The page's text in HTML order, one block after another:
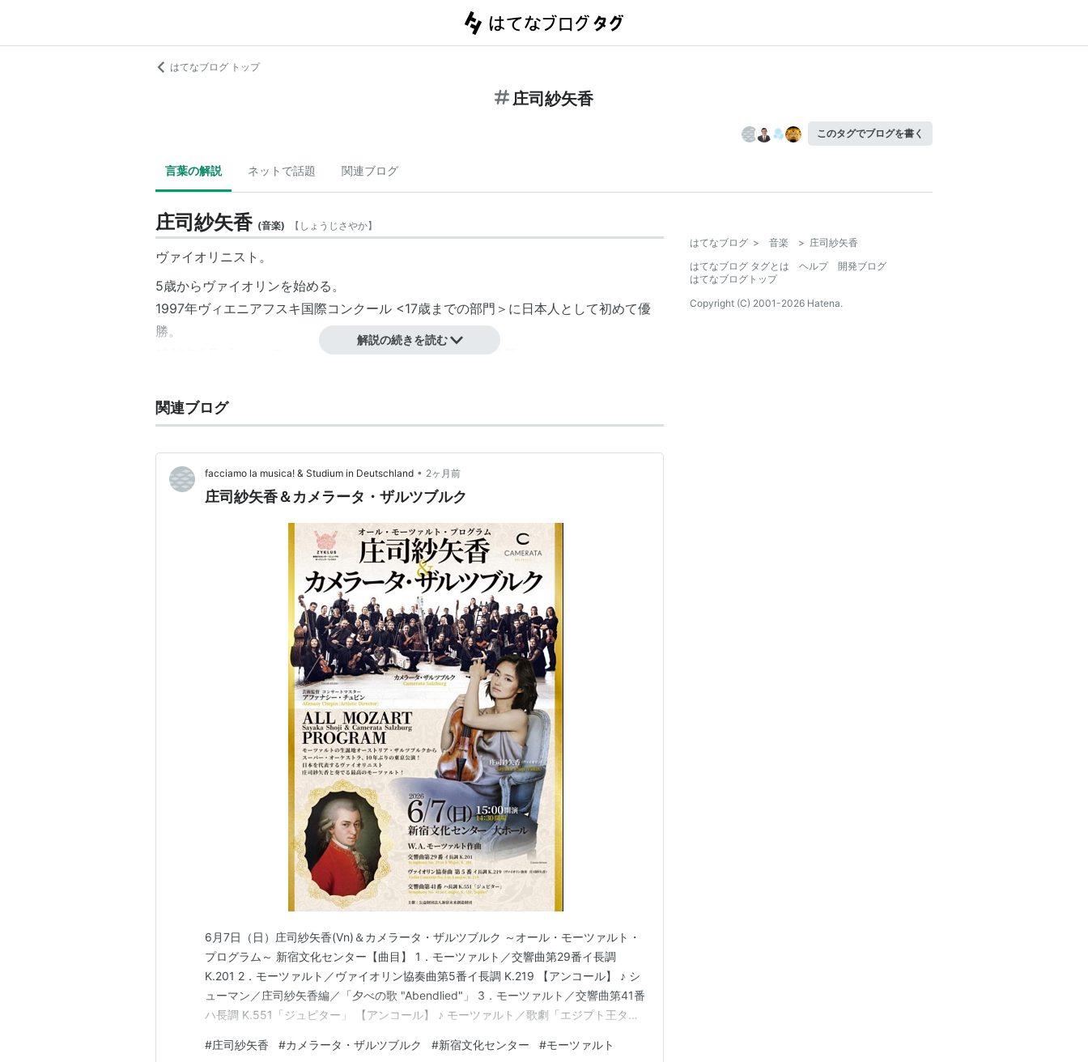
はてなブログ トップ
庄司紗矢香
このタグでブログを書く
言葉の解説 ネットで話題 関連ブログ
庄司紗矢香 (音楽) 【 しょうじさやか】
ヴァイオリニスト。
5歳からヴァイオリンを始める。
1997年ヴィエニアフスキ国際コンクール <17歳までの部門＞に日本人として初めて優
勝。
1999年6月ヴィオッティ・ヴァルセシア国際コンクールで優勝。
日本人として初めて優勝。
2004年ケルン音楽大学卒業。
ヴァイオリンは、ストラディヴァリウス「レカミエ」（1729年製、前所有・使用者はミ
ッシャ・エルマン）を使用している。
http://www.sayakashoji.com/
パガニーニ:ヴァイオリン協奏曲第1番（2000年10月）ASIN:B00006BGSC
ルーヴル（パリ）・リサイタル（2001年11月）ASIN:B00005Q7P8
プロコフィエフ:ヴァイオリン・ソナタ第1番&第2番（2004年3月）
prelude-SAYAKA（2007年8月）ASIN:B000T9M2CG
チャイコフスキー、メンデルスゾーン・ヴァイオリン協奏曲（2007年9月）
ベートーヴェン：ヴァイオリンソナタ第2番、第9番（2010年10月）
J.S. バッハ & レーガー: 無伴奏ヴァイオリン作品集（2011年2月）
Verbier Festival: Highlights 2007
シューマン：ピアノ五重奏曲変ホ長調 op.44 で、第二ヴァイオリンを担当。エレー
ヌ・グリモー（ピアノ）、ルノー・カプソン（第一ヴァイオリン）、ラース・アンダー
ス・トムテル（ヴィオラ）、ミッシャ・マイスキー（チェロ）
アーティスト:
Various
解説の続きを読む
関連ブログ
facciamo la musica! & Studium in Deutschland • 2ヶ月前
庄司紗矢香＆カメラータ・ザルツブルク
6月7日（日）庄司紗矢香(Vn)＆カメラータ・ザルツブルク ～オール・モーツァルト・
プログラム～ 新宿文化センター【曲目】 1．モーツァルト／交響曲第29番イ長調
K.201 2．モーツァルト／ヴァイオリン協奏曲第5番イ長調 K.219 【アンコール】 ♪ シ
ューマン／庄司紗矢香編／「夕べの歌 "Abendlied"」 3．モーツァルト／交響曲第41番
ハ長調 K.551「ジュピター」 【アンコール】 ♪ モーツァルト／歌劇「エジプト王ター
ズで、庄司紗矢香とカメラータ・ザルツブルクのコンサートがあり、区民割引でS席
#庄司紗矢香 #カメラータ・ザルツブルク #新宿文化センター #モーツァルト
はてなブログ > 音楽 > 庄司紗矢香
はてなブログ タグとは
ヘルプ
開発ブログ
はてなブログトップ
Copyright (C) 2001-2026 Hatena.